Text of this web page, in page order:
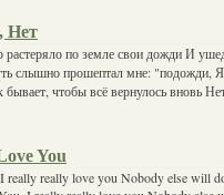
Нет
растеряло по земле свои дожди И
слышно прошептал мне: "подожди, Я
чтобы всё вернулось вновь
You
really really love you Nobody else will